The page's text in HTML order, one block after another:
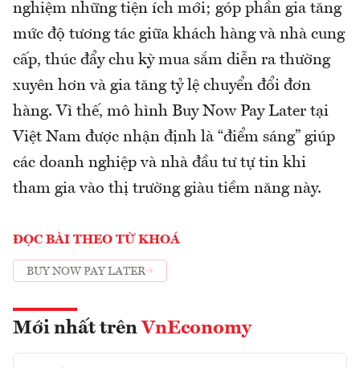
nghiệm những tiện ích mới; góp phần gia tăng
mức độ tương tác giữa khách hàng và nhà cung
cấp, thúc đẩy chu kỳ mua sắm diễn ra thường
xuyên hơn và gia tăng tỷ lệ chuyển đổi đơn
hàng. Vì thế, mô hình Buy Now Pay Later tại
Việt Nam được nhận định là “điểm sáng” giúp
các doanh nghiệp và nhà đầu tư tự tin khi
tham gia vào thị trường giàu tiềm năng này.
ĐỌC BÀI THEO TỪ KHOÁ
BUY NOW PAY LATER
Mới nhất trên VnEconomy